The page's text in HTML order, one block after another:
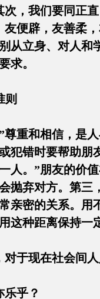
，我们要同正
便辟，友善柔
从立身、对人和
求。
则
重和相信，是
犯错时要帮助朋
人。”朋友的价
抛弃对方。第三
亲密的关系。用
这种距离保持一
于现在社会间
乎？